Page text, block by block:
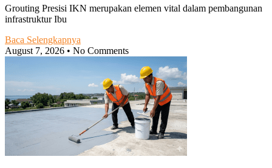
Grouting Presisi IKN merupakan elemen vital dalam pembangunan
infrastruktur Ibu
Baca Selengkapnya
August 7, 2026
No Comments